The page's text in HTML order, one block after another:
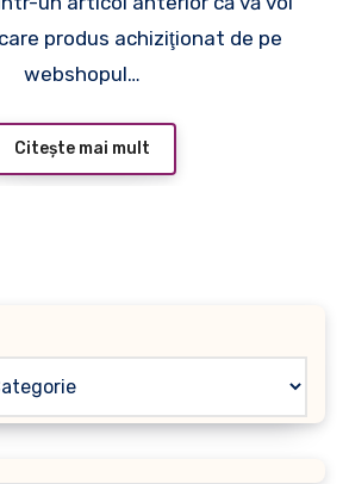
produs achiziţionat de pe
webshopul…
Citește mai mult